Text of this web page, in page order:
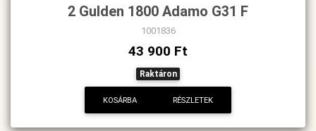
2 Gulden 1800 Adamo G31 F
1001836
43 900 Ft
Raktáron
KOSÁRBA RÉSZLETEK